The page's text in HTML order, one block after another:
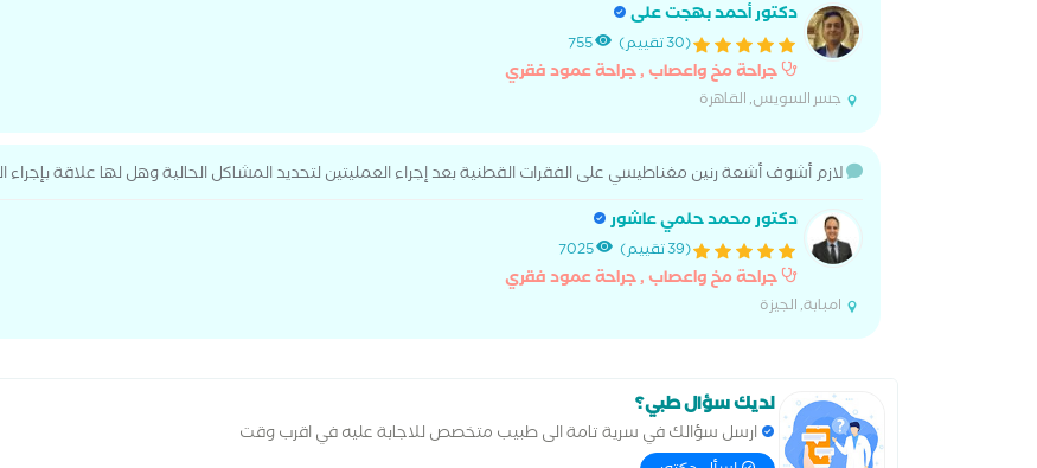
دكتور أحمد بهجت على
(30 تقييم) 755
جراحة مخ واعصاب , جراحة عمود فقري
جسر السويس, القاهرة
لازم أشوف أشعة رنين مغناطيسي على الفقرات القطنية بعد إجراء العمليتين لتحديد المشاكل الحالية وهل لها علاقة بإجراء
دكتور محمد حلمي عاشور
(39 تقييم) 7025
جراحة مخ واعصاب , جراحة عمود فقري
امبابة, الجيزة
لديك سؤال طبي؟
ارسل سؤالك في سرية تامة الى طبيب متخصص للاجابة عليه في اقرب وقت